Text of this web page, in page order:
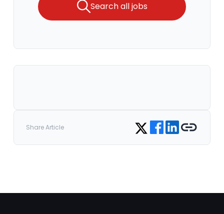
Search all jobs
Share Article Share on Twitter
Share on Facebook
Share on LinkedIn
Copy link